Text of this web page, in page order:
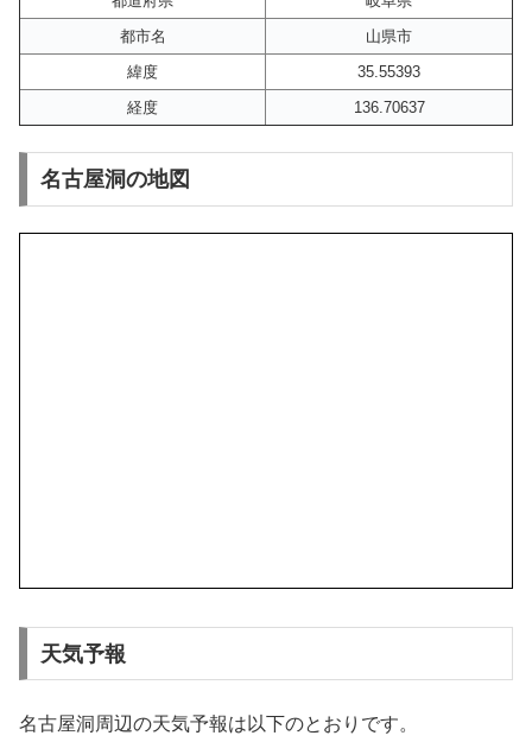
都市名
山県市
緯度
35.55393
経度
136.70637
名古屋洞の地図
天気予報
名古屋洞周辺の天気予報は以下のとおりです。